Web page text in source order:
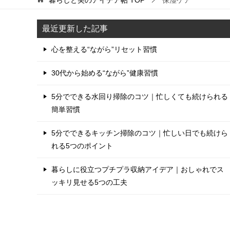
最近更新した記事
心を整える“ながら”リセット習慣
30代から始める“ながら”健康習慣
5分でできる水回り掃除のコツ｜忙しくても続けられる
簡単習慣
5分でできるキッチン掃除のコツ｜忙しい日でも続けら
れる5つのポイント
暮らしに役立つプチプラ収納アイデア｜おしゃれでス
ッキリ見せる5つの工夫